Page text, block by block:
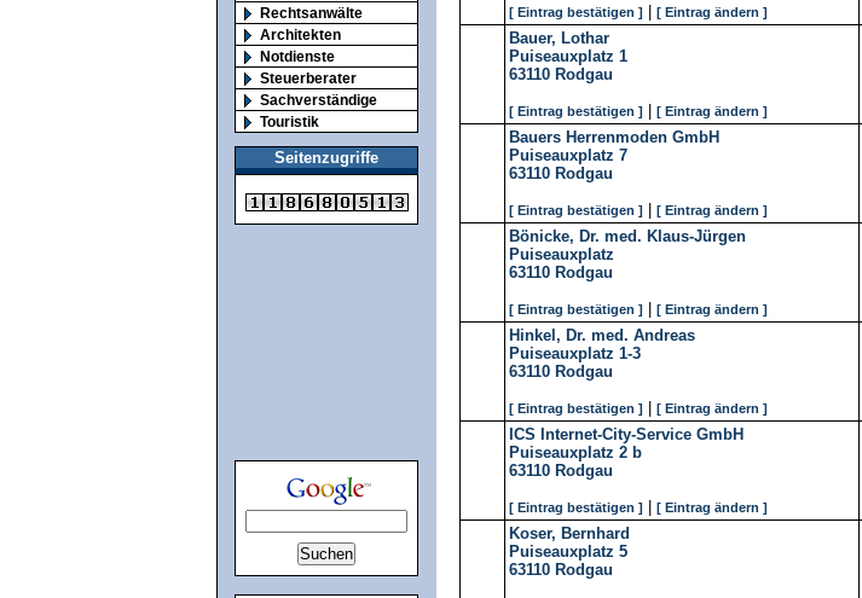
Rechtsanwälte
Architekten
Notdienste
Steuerberater
Sachverständige
Touristik
Seitenzugriffe
[ Eintrag bestätigen ] [ Eintrag ändern ]
Bauer, Lothar
Puiseauxplatz 1
63110 Rodgau
[ Eintrag bestätigen ] [ Eintrag ändern ]
Bauers Herrenmoden GmbH
Puiseauxplatz 7
63110 Rodgau
[ Eintrag bestätigen ] [ Eintrag ändern ]
Bönicke, Dr. med. Klaus-Jürgen
Puiseauxplatz
63110 Rodgau
[ Eintrag bestätigen ] [ Eintrag ändern ]
Hinkel, Dr. med. Andreas
Puiseauxplatz 1-3
63110 Rodgau
[ Eintrag bestätigen ] [ Eintrag ändern ]
ICS Internet-City-Service GmbH
Puiseauxplatz 2 b
63110 Rodgau
[ Eintrag bestätigen ] [ Eintrag ändern ]
Koser, Bernhard
Puiseauxplatz 5
63110 Rodgau